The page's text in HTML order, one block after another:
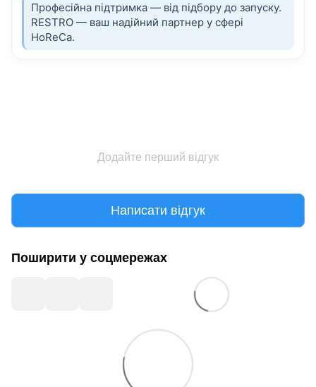
Професійна підтримка — від підбору до запуску.
RESTRO — ваш надійний партнер у сфері
HoReCa.
Додайте перший відгук
Написати відгук
Поширити у соцмережах